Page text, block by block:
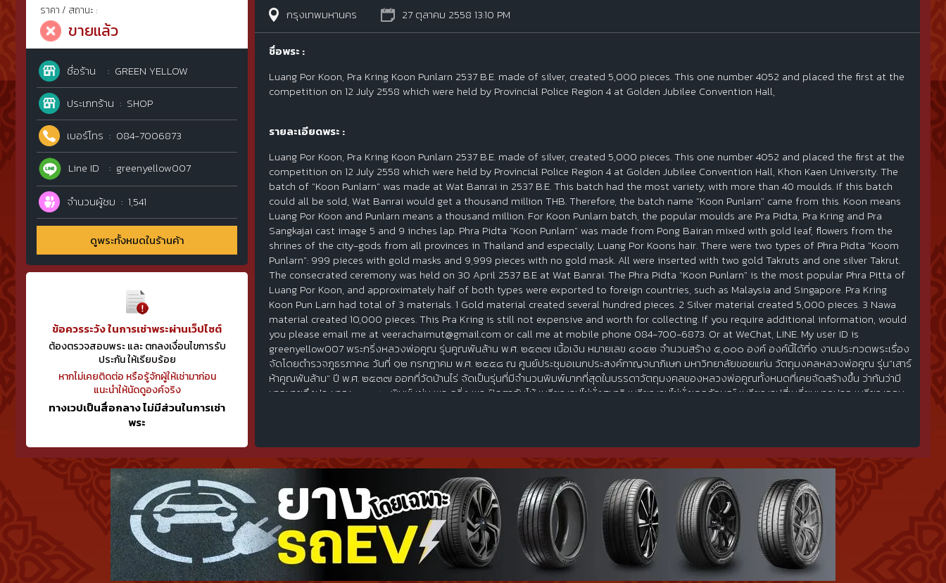
ราคา / สถานะ :
ขายแล้ว
ชื่อร้าน
GREEN YELLOW
ประเภทร้าน
SHOP
เบอร์โทร
084-7006873
Line ID
greenyellow007
จำนวนผู้ชม 1,541
ดูพระทั้งหมดในร้านค้า
ข้อควรระวัง ในการเช่าพระผ่านเว็ปไซต์
ต้องตรวจสอบพระ และ ตกลงเงื่อนไขการรับ
ประกัน ให้เรียบร้อย
หากไม่เคยติดต่อ หรือรู้จักผู้ให้เช่ามาก่อน
แนะนำให้นัดดูองค์จริง
ทางเวปเป็นสื่อกลาง ไม่มีส่วนในการเช่า
พระ
กรุงเทพมหานคร 27 ตุลาคม 2558 13:10 PM
ชื่อพระ :
Luang Por Koon, Pra Kring Koon Punlarn 2537 B.E. made of silver, created 5,000 pieces. This one number 4052 and placed the first at the
competition on 12 July 2558 which were held by Provincial Police Region 4 at Golden Jubilee Convention Hall,
รายละเอียดพระ :
Luang Por Koon, Pra Kring Koon Punlarn 2537 B.E. made of silver, created 5,000 pieces. This one number 4052 and placed the first at the
competition on 12 July 2558 which were held by Provincial Police Region 4 at Golden Jubilee Convention Hall, Khon Kaen University. The
batch of "Koon Punlarn" was made at Wat Banrai in 2537 B.E. This batch had the most variety, with more than 40 moulds. If this batch
could all be sold, Wat Banrai would get a thousand million THB. Therefore, the batch name "Koon Punlarn" came from this. Koon means
Luang Por Koon and Punlarn means a thousand million. For Koon Punlarn batch, the popular moulds are Pra Pidta, Pra Kring and Pra
Sangkajai cast image 5 and 9 inches lap. Phra Pidta "Koon Punlarn" was made from Pong Bairan mixed with gold leaf, flowers from the
shrines of the city-gods from all provinces in Thailand and especially, Luang Por Koons hair. There were two types of Phra Pidta "Koom
Punlarn": 999 pieces with gold masks and 9,999 pieces with no gold mask. All were inserted with two gold Takruts and one silver Takrut.
The consecrated ceremony was held on 30 April 2537 B.E at Wat Banrai. The Phra Pidta "Koon Punlarn" is the most popular Phra Pitta of
Luang Por Koon, and approximately half of both types were exported to foreign countries, such as Malaysia and Singapore. Pra Kring
Koon Pun Larn had total of 3 materials. 1 Gold material created several hundred pieces. 2 Silver material created 5,000 pieces. 3 Nawa
material created 10,000 pieces. This Pra Kring is still not expensive and worth for collecting. If you require additional information, would
you please email me at veerachaimut@gmail.com or call me at mobile phone 084-700-6873. Or at WeChat, LINE. My user ID is
greenyellow007 พระกริ่งหลวงพ่อคูณ รุ่นคูณพันล้าน พ.ศ. ๒๕๓๗ เนื้อเงิน หมายเลข ๔๐๕๒ จำนวนสร้าง ๕,๐๐๐ องค์ องค์นี้ได้ที่๑ งานประกวดพระเรื่อง
จัดโดยตำรวจภูธรภาค๔ วันที่ ๑๒ กรกฎาคม พ.ศ. ๒๕๕๘ ณ ศูนย์ประชุมอเนกประสงค์กาญจนาภิเษก มหาวิทยาลัยขอยแก่น วัตถุมงคลหลวงพ่อคูณ รุ่น"เสาร์
ห้าคูณพันล้าน" ปี พ.ศ. ๒๕๓๗ ออกที่วัดบ้านไร่ จัดเป็นรุ่นที่มีจำนวนพิมพ์มากที่สุดในบรรดาวัตถุมงคลของหลวงพ่อคูณทั้งหมดที่เคยจัดสร้างขึ้น ว่ากันว่ามี
มากมายถึงประมาณ ๓๐  ๔๐ พิมพ์ เช่น พระกริ่ง พระปิดตาจัมโบ้ เหรียญรูปไข่นั่งสมาธิ เหรียญรูปไข่นั่งเอกลักษณ์ เหรียญรูปสี่เหลี่ยมนาคปรก เหรียญกลม
เอกลักษณ์ กริ่งรูปเหมือนนั่งสมาธิ พระบูชาสังกัจจายน์ พระกริ่งบูชา ฯลฯ ถ้าจำหน่ายหมดทุกรายการ จะได้ปัจจัยเข้าวัดบ้านไร่หนึ่งพันล้านบาท อีกทั้งวัตถุ
มงคลรุ่นนี้กำหนดพิธีพุทธาภิเษกวันเสาร์ห้า คือวันเสาร์ที่ ๓๐ เมษายน พ.ศ. ๒๕๓๗ เป็นวันเสาร์ห้า แรม ๕ ค่ำ เดือน ๕ เลยเป็นที่มาของชื่อรุ่น "เสาร์ ๕ คูณพัน
ล้าน" เนื่องจากเป็นรุ่นที่มีพิมพ์มากมายจึงเป็นที่สับสนของนักสะสม อย่างไรก็ตามพิมพ์ที่เป็นที่นิยมมากที่สุดคือ พระปิดตาจัมโบ้ พระกริ่งและพระบูชาสังกัจจา
ยน์ สำหรับพระปิดตาจัมโบ้หลวงพ่อคูณ รุ่นเสาร์ ๕ คูณพันล้าน ฝังตะกรุดทองคำคู่ ผสมเส้นเกศา โรยผงตะไบ ตะไบจากแผ่นทองที่หลวงพ่อคูณจารเอง จัด
สร้าง ๒ แบบ ๑ แบบไม่มีหน้ากาก จำนวนสร้าง ๙,๙๙๙ องค์ ๒ แบบหน้ากากทองคำ จำนวนสร้าง ๙๙๙ องค์ พระปิดตารุ่นนี้ประกอบพิธีตามโบราณจารย์
เจตนาบริสุทธิ์จัดสร้างน้อย เด่นทุกทาง น่าใช้มากครับ พระทุกองค์ต้องมีเกศาหลวงพ่อคูณอยู่ในองค์พระ ปัจจุบันพระกว่าครึ่งไม่ได้อยู่ในประเทศไทย ลูกศิษย์
หลวงพ่อคูณที่มาเลเซีย และสิงคโปร์ นิมนต์ออกนอกประเทศไปหมด ทำให้ปัจจุบันหายากครับโดยเฉพาะแบบหน้ากากทองคำ สำหรับพระกริ่งหลวงพ่อคูณ รุ่น
เสาร์ ๕ คูณพันล้าน สร้างด้วยกัน ๓ เนื้อ คือ ๑ เนื้อทองคำ จำนวนสร้างหลักร้อยองค์ ๒ เนื้อเงิน จำนวนสร้าง ๕,๐๐๐ องค์ ๓ เนื้อนวะ จำนวนสร้าง ๑๐,๐๐๐
องค์ สำหรับพระกริ่งคูณพันล้าน ออกแบบได้สวยงามและราคายังไม่แพง จึงเหมาะกับการเก็บสะสมครับ ประชาชนส่วนใหญ่มักเสาะแสวงหาวัตถุมงคลของ